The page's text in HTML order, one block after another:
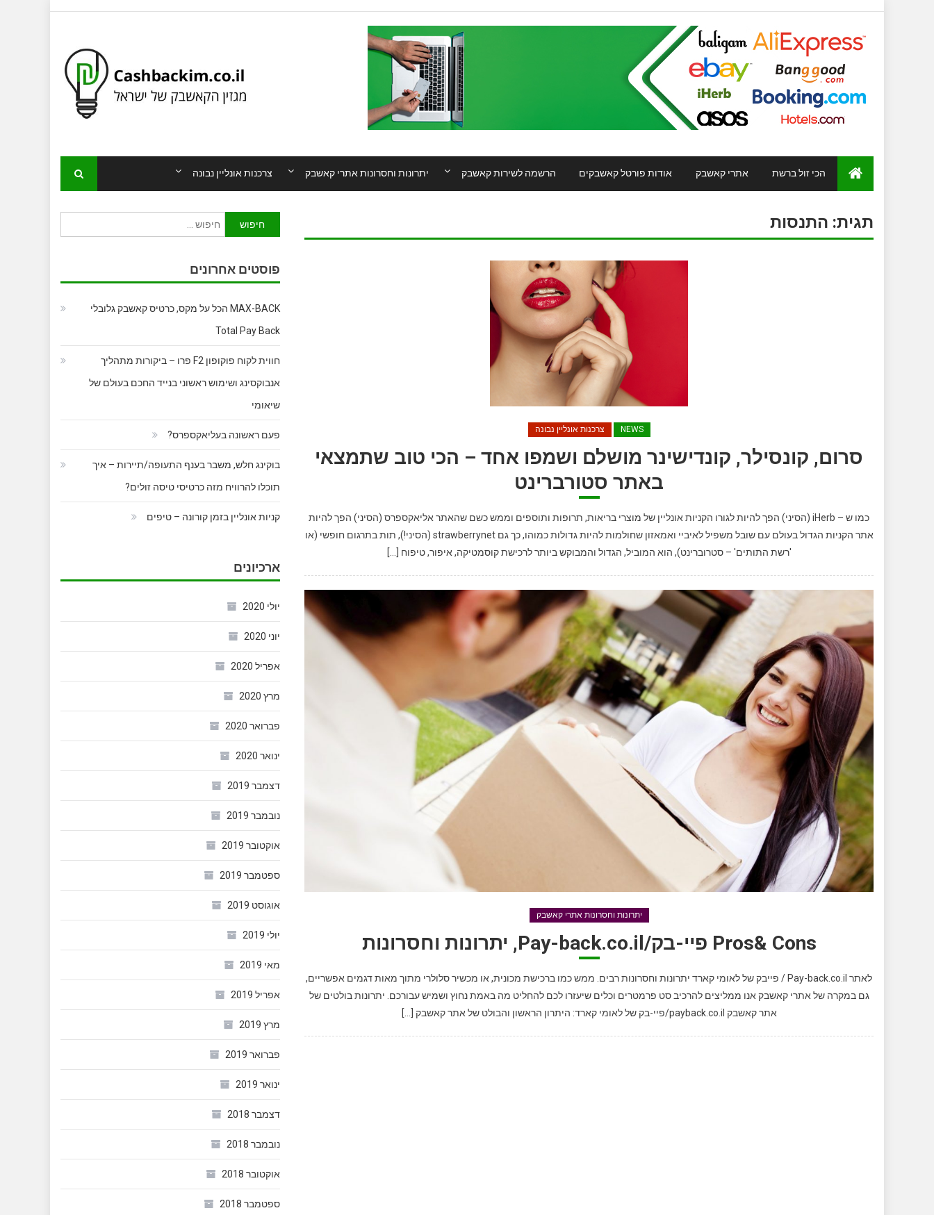
צרכנות אונליין נבונה יתרונות וחסרונות אתרי קאשבק הרשמה לשירות קאשבק אודות פורטל קאשבקים אתרי קאשבק הכי זול ברשת
תגית: התנסות
NEWS צרכנות אונליין נבונה
סרום, קונסילר, קונדישינר מושלם ושמפו אחד – הכי טוב שתמצאי
באתר סטורברינט
כמו ש – iHerb (הסיני) הפך להיות לגורו הקניות אונליין של מוצרי בריאות, תרופות ותוספים וממש כשם שהאתר אליאקספרס (הסיני) הפך להיות
אתר הקניות הגדול בעולם עם שובל משפיל לאיביי ואמאזון שחולמות להיות גדולות כמוהו, כך גם strawberrynet (הסיני!), תות בתרגום חופשי (או
'רשת התותים' – סטרוברינט), הוא המוביל, הגדול והמבוקש ביותר לרכישת קוסמטיקה, איפור, טיפוח […]
יתרונות וחסרונות אתרי קאשבק
Pros& Cons פיי-בק/Pay-back.co.il, יתרונות וחסרונות
לאתר Pay-back.co.il / פייבק של לאומי קארד יתרונות וחסרונות רבים. ממש כמו ברכישת מכונית, או מכשיר סלולרי מתוך מאות דגמים אפשריים,
גם במקרה של אתרי קאשבק אנו ממליצים להרכיב סט פרמטרים וכלים שיעזרו לכם להחליט מה באמת נחוץ ושמיש עבורכם. יתרונות בולטים של
אתר קאשבק payback.co.il/פיי-בק של לאומי קארד: היתרון הראשון והבולט של אתר קאשבק […]
חיפוש:
פוסטים אחרונים
MAX-BACK הכל על מקס, כרטיס קאשבק גלובלי
Total Pay Back
חווית לקוח פוקופון F2 פרו – ביקורות מתהליך
אנבוקסינג ושימוש ראשוני בנייד החכם בעולם של
שיאומי
פעם ראשונה בעליאקספרס?
בוקינג חלש, משבר בענף התעופה/תיירות – איך
תוכלו להרוויח מזה כרטיסי טיסה זולים?
קניות אונליין בזמן קורונה – טיפים
ארכיונים
יולי 2020
יוני 2020
אפריל 2020
מרץ 2020
פברואר 2020
ינואר 2020
דצמבר 2019
נובמבר 2019
אוקטובר 2019
ספטמבר 2019
אוגוסט 2019
יולי 2019
מאי 2019
אפריל 2019
מרץ 2019
פברואר 2019
ינואר 2019
דצמבר 2018
נובמבר 2018
אוקטובר 2018
ספטמבר 2018